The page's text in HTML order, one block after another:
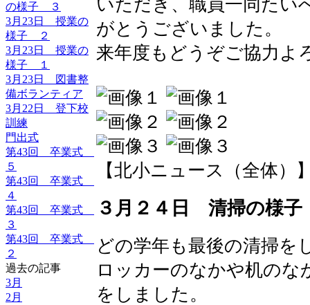
の様子 ３
3月23日 授業の
様子 ２
3月23日 授業の
様子 １
3月23日 図書整
備ボランティア
3月22日 登下校
訓練
門出式
第43回 卒業式
５
第43回 卒業式
４
第43回 卒業式
３
第43回 卒業式
２
過去の記事
3月
2月
いただき、職員一同たい
がとうございました。
来年度もどうぞご協力よ
【北小ニュース（全体）
３月２４日 清掃の様子
どの学年も最後の清掃を
ロッカーのなかや机のな
をしました。